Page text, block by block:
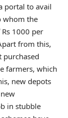
portal to avail
whom the
1000 per
from this,
farmers, which
new depots
in stubble